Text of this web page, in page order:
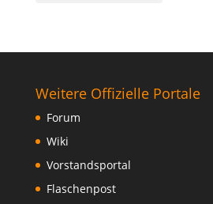
Weitere Offizielle Portale
Forum
Wiki
Vorstandsportal
Flaschenpost